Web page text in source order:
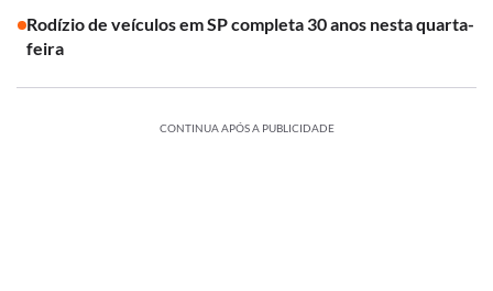
Rodízio de veículos em SP completa 30 anos nesta quarta-
feira
CONTINUA APÓS A PUBLICIDADE